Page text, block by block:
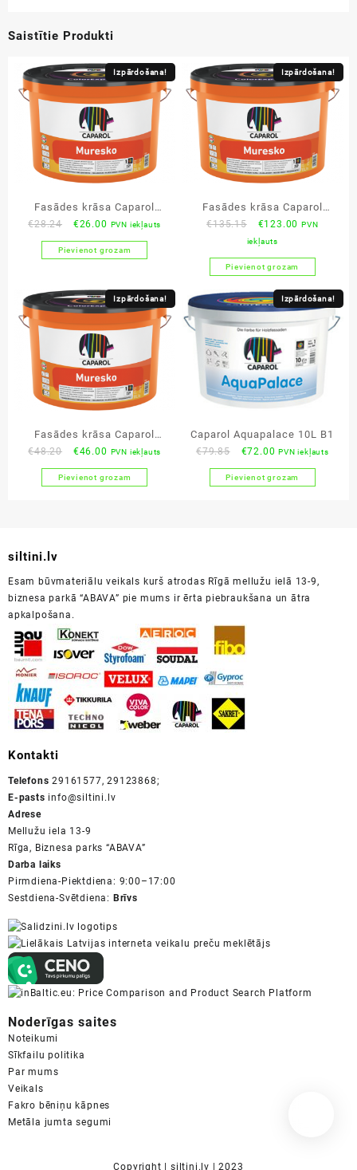
Saistītie Produkti
Izpārdošana!
Fasādes krāsa Caparol
Muresko Premium 2.5L
€28.24
Original
price
was:
€26.00 Current
price
is:
PVN iekļauts
Pievienot grozam
Izpārdošana!
Fasādes krāsa Caparol
Muresko Premium 15L
€135.15
Original
price
was:
€135.15.
€123.00 Current
is:
€123.00.
PVN
iekļauts
Pievienot grozam
Izpārdošana!
Fasādes krāsa Caparol
Muresko Premium 5L
€48.20
Original
price
was:
€46.00 Current
price
is:
PVN iekļauts
Pievienot grozam
Izpārdošana!
Caparol Aquapalace 10L B1
€79.85
Original
price
was:
€72.00 Current
price
is:
PVN iekļauts
Pievienot grozam
siltini.lv
Esam būvmateriālu veikals kurš atrodas Rīgā mellužu ielā 13-9,
biznesa parkā “ABAVA” pie mums ir ērta piebraukšana un ātra
apkalpošana.
Kontakti
Telefons 29161577, 29123868;
E-pasts info@siltini.lv
Adrese
Mellužu iela 13-9
Rīga, Biznesa parks “ABAVA”
Darba laiks
Pirmdiena-Piektdiena: 9:00–17:00
Sestdiena-Svētdiena: Brīvs
Noderīgas saites
Noteikumi
Sīkfailu politika
Par mums
Veikals
Fakro bēniņu kāpnes
Metāla jumta segumi
Copyright | siltini.lv | 2023